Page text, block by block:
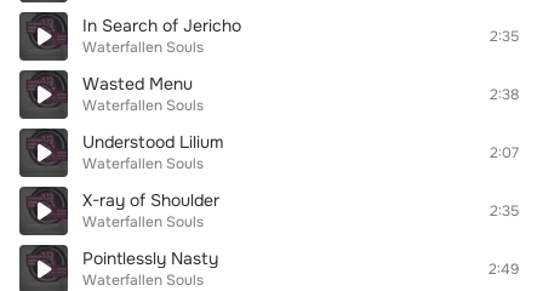
In Search of Jericho
Waterfallen Souls
2:35
Wasted Menu
Waterfallen Souls
2:38
Understood Lilium
Waterfallen Souls
2:07
X-ray of Shoulder
Waterfallen Souls
2:35
Pointlessly Nasty
Waterfallen Souls
2:49